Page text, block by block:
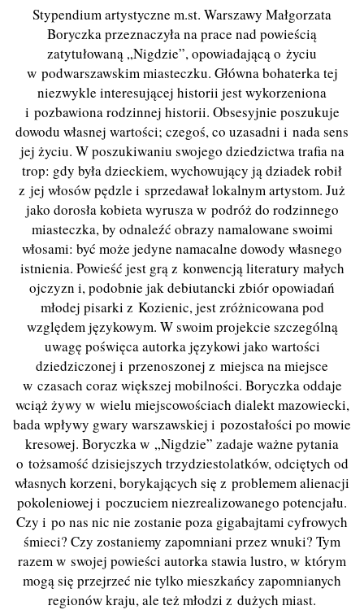
Stypendium artystyczne m.st. Warszawy Małgorzata
Boryczka przeznaczyła na prace nad powieścią
zatytułowaną „Nigdzie”, opowiadającą o życiu
w podwarszawskim miasteczku. Główna bohaterka tej
niezwykle interesującej historii jest wykorzeniona
i pozbawiona rodzinnej historii. Obsesyjnie poszukuje
dowodu własnej wartości; czegoś, co uzasadni i nada sens
jej życiu. W poszukiwaniu swojego dziedzictwa trafia na
trop: gdy była dzieckiem, wychowujący ją dziadek robił
z jej włosów pędzle i sprzedawał lokalnym artystom. Już
jako dorosła kobieta wyrusza w podróż do rodzinnego
miasteczka, by odnaleźć obrazy namalowane swoimi
włosami: być może jedyne namacalne dowody własnego
istnienia. Powieść jest grą z konwencją literatury małych
ojczyzn i, podobnie jak debiutancki zbiór opowiadań
młodej pisarki z Kozienic, jest zróżnicowana pod
względem językowym. W swoim projekcie szczególną
uwagę poświęca autorka językowi jako wartości
dziedziczonej i przenoszonej z miejsca na miejsce
w czasach coraz większej mobilności. Boryczka oddaje
wciąż żywy w wielu miejscowościach dialekt mazowiecki,
bada wpływy gwary warszawskiej i pozostałości po mowie
kresowej. Boryczka w „Nigdzie” zadaje ważne pytania
o tożsamość dzisiejszych trzydziestolatków, odciętych od
własnych korzeni, borykających się z problemem alienacji
pokoleniowej i poczuciem niezrealizowanego potencjału.
Czy i po nas nic nie zostanie poza gigabajtami cyfrowych
śmieci? Czy zostaniemy zapomniani przez wnuki? Tym
razem w swojej powieści autorka stawia lustro, w którym
mogą się przejrzeć nie tylko mieszkańcy zapomnianych
regionów kraju, ale też młodzi z dużych miast.